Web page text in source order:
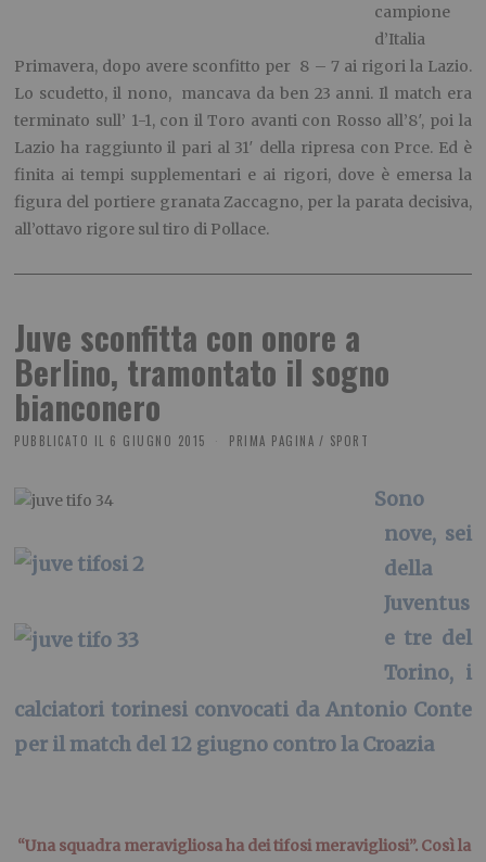
campione
d’Italia
Primavera, dopo avere sconfitto per 8 – 7 ai rigori la Lazio.
Lo scudetto, il nono, mancava da ben 23 anni. Il match era
terminato sull’ 1-1, con il Toro avanti con Rosso all’8′, poi la
Lazio ha raggiunto il pari al 31′ della ripresa con Prce. Ed è
finita ai tempi supplementari e ai rigori, dove è emersa la
figura del portiere granata Zaccagno, per la parata decisiva,
all’ottavo rigore sul tiro di Pollace.
Juve sconfitta con onore a
Berlino, tramontato il sogno
bianconero
PUBBLICATO IL 6 GIUGNO 2015 PRIMA PAGINA / SPORT
Sono
nove, sei
della
Juventus
e tre del
Torino, i
calciatori torinesi convocati da Antonio Conte
per il match del 12 giugno contro la Croazia
“Una squadra meravigliosa ha dei tifosi meravigliosi”. Così la